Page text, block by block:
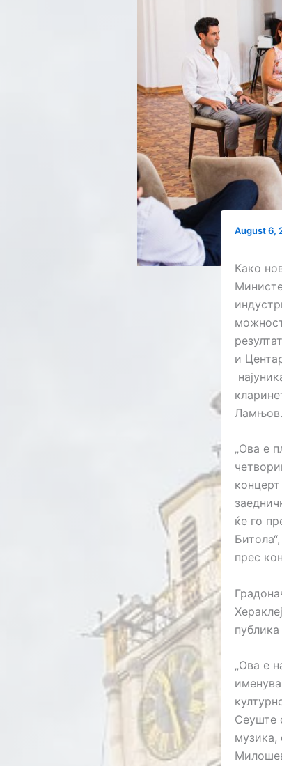
August 6,
Како
и
Ламњов.
„Ова е
ќе го
прес
„Ова е
Сеуште
музика,